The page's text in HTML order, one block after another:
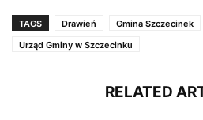
TAGS Drawień Gmina Szczecinek
Urząd Gminy w Szczecinku
RELATED